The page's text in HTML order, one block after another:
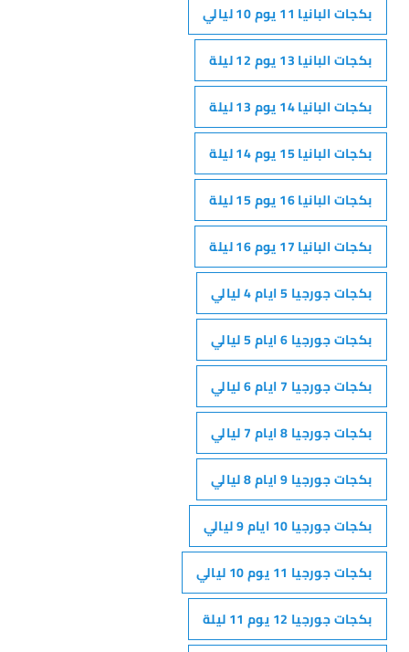
بكجات البانيا 11 يوم 10 ليالي
بكجات البانيا 13 يوم 12 ليلة
بكجات البانيا 14 يوم 13 ليلة
بكجات البانيا 15 يوم 14 ليلة
بكجات البانيا 16 يوم 15 ليلة
بكجات البانيا 17 يوم 16 ليلة
بكجات جورجيا 5 ايام 4 ليالي
بكجات جورجيا 6 ايام 5 ليالي
بكجات جورجيا 7 ايام 6 ليالي
بكجات جورجيا 8 ايام 7 ليالي
بكجات جورجيا 9 ايام 8 ليالي
بكجات جورجيا 10 ايام 9 ليالي
بكجات جورجيا 11 يوم 10 ليالي
بكجات جورجيا 12 يوم 11 ليلة